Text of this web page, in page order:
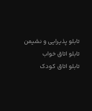
تابلو پذیرایی و نشیمن
تابلو اتاق خواب
تابلو اتاق کودک